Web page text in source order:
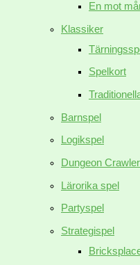
En mot
Klassiker
Spelkort
Barnspel
Logikspel
Dungeon
Lärorika spel
Partyspel
Strategispel